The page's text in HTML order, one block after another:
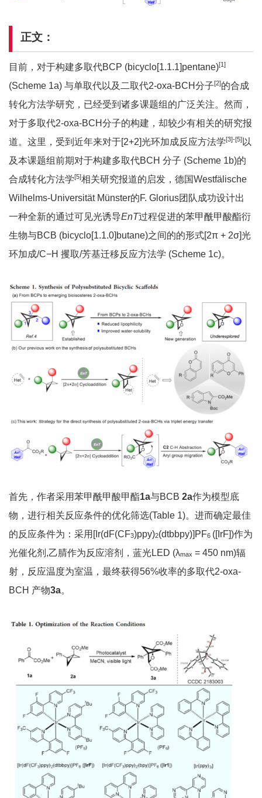
正文：
目前，对于构建多取代BCP (bicyclo[1.1.1]pentane)[1]
(Scheme 1a) 与单取代以及二取代2-oxa-BCH分子[2]的合成
转化方法学研究，已经受到诸多课题组的广泛关注。然而，
对于多取代2-oxa-BCH分子的构建，却较少有相关的研究报
道。这里，受到近年来对于[2+2]光环加成反应方法学[3]-[5] 以
及本课题组前期对于构建多取代BCH 分子 (Scheme 1b)的
合成转化方法学[5]相关研究报道的启发，德国Westfälische
Wilhelms-Universität Münster的F. Glorius团队成功设计出
一种全新的通过可见光诱导EnT过程促进的苯甲酰甲酸酯衍
生物与BCB (bicyclo[1.1.0]butane)之间的的形式[2π + 2σ]光
环加成/C−H 攫取/芳基迁移反应方法学 (Scheme 1c)。
首先，作者采用苯甲酰甲酸甲酯1a与BCB 2a作为模型底
物，进行相关反应条件的优化筛选(Table 1)。进而确定最佳
的反应条件为：采用[Ir(dF(CF3)ppy)2(dtbbpy)]PF6 ([IrF])作为
光催化剂,乙腈作为反应溶剂，蓝光LED (λmax = 450 nm)辐
射，反应温度为室温，最终获得56%收率的多取代2-oxa-
BCH 产物3a。